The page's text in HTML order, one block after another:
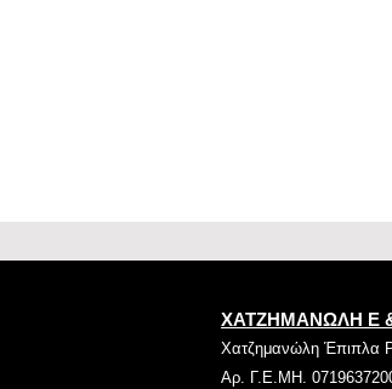
ΧΑΤΖΗΜΑΝΩΛΗ Ε
Χατζημανώλη Έπιπλα
Αρ. Γ.Ε.ΜΗ.